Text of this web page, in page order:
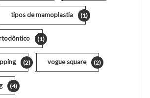
tipos de mamoplastia (1)
(1)
(2) vogue square (2)
(4)